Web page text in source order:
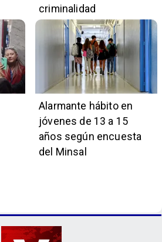
criminalidad
Alarmante hábito en
jóvenes de 13 a 15
años según encuesta
del Minsal